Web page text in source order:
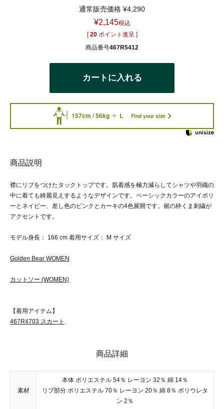
通常販売価格 ¥4,290
¥2,145税込
[ 20 ポイント進呈 ]
商品番号467R5412
カートに入れる
157cm / 56kg L Find your size
商品説明
襟にリブをつけたタックトップです。肌着感を極力減らしてシャツや羽織の
中に着ても綺麗見えするようなデザインです。ベーシックカラーのアイボリ
ーとネイビー、差し色のピンクとカーキの4色展開です。裾の枠くま刺繍が
アクセントです。
モデル身長： 166 cm 着用サイズ： M サイズ
Golden Bear WOMEN
カットソー (WOMEN)
【着用アイテム】
467R4703 スカート
商品詳細
素材
本体 ポリエステル 54％ レーヨン 32％ 綿 14％
リブ部分 ポリエステル 70％ レーヨン 20％ 綿 8％ ポリウレタ
ン 2％